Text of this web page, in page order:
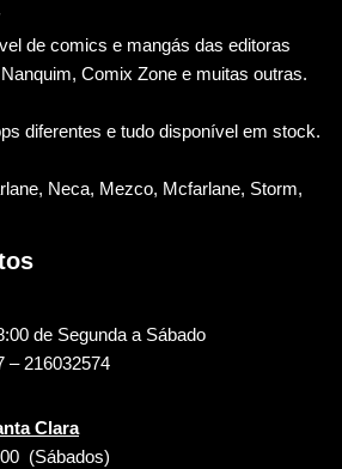
de comics e mangás das editoras
Comix Zone e muitas outras.
diferentes e tudo disponível em stock.
Neca, Mezco, Mcfarlane, Storm,
de Segunda a Sábado
– 216032574
Clara
(Sábados)